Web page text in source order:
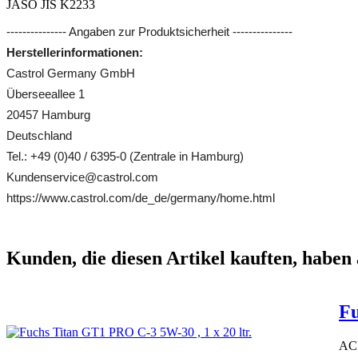
JASO JIS K2233
--------------- Angaben zur Produktsicherheit ---------------
Herstellerinformationen:
Castrol Germany GmbH
Überseeallee 1
20457 Hamburg
Deutschland
Tel.: +49 (0)40 / 6395-0 (Zentrale in Hamburg)
Kundenservice@castrol.com
https://www.castrol.com/de_de/germany/home.html
Kunden, die diesen Artikel kauften,